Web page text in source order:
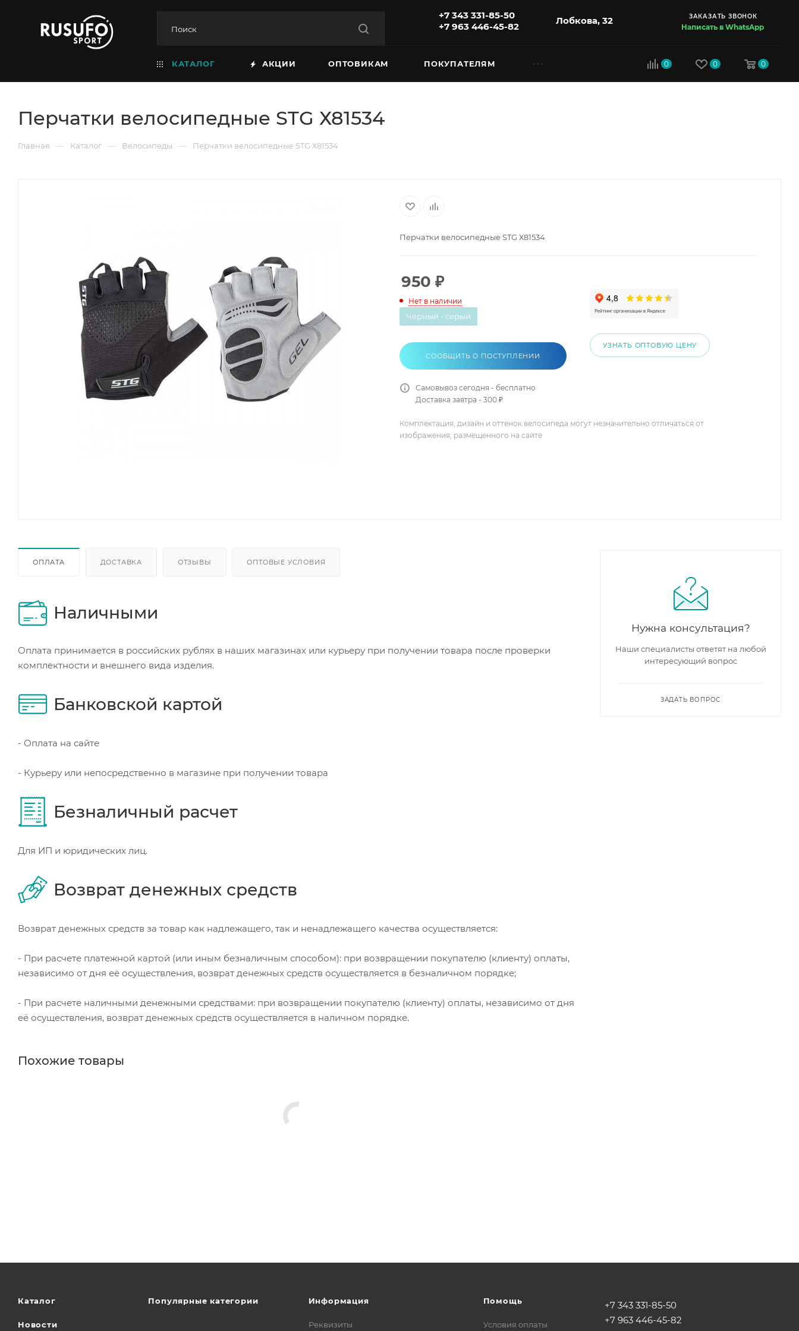
+7 343 331-85-50
+7 963 446-45-82
Лобкова, 32 ЗАКАЗАТЬ ЗВОНОК
Написать в WhatsApp
0 0 0
КАТАЛОГ АКЦИИ ОПТОВИКАМ ПОКУПАТЕЛЯМ
Перчатки велосипедные STG Х81534
Главная — Каталог — Велосипеды — Перчатки велосипедные STG Х81534
Перчатки велосипедные STG Х81534
950 ₽
Нет в наличии
Черный - серый
СООБЩИТЬ О ПОСТУПЛЕНИИ
Самовывоз сегодня - бесплатно
Доставка завтра - 300 ₽
УЗНАТЬ ОПТОВУЮ ЦЕНУ
Комплектация, дизайн и оттенок велосипеда могут незначительно отличаться от
изображения, размещенного на сайте
ОПЛАТА ДОСТАВКА ОТЗЫВЫ ОПТОВЫЕ УСЛОВИЯ
Наличными
Оплата принимается в российских рублях в наших магазинах или курьеру при получении товара после проверки
комплектности и внешнего вида изделия.
Банковской картой
- Оплата на сайте
- Курьеру или непосредственно в магазине при получении товара
Безналичный расчет
Для ИП и юридических лиц.
Возврат денежных средств
Возврат денежных средств за товар как надлежащего, так и ненадлежащего качества осуществляется:
- При расчете платежной картой (или иным безналичным способом): при возвращении покупателю (клиенту) оплаты,
независимо от дня её осуществления, возврат денежных средств осуществляется в безналичном порядке;
- При расчете наличными денежными средствами: при возвращении покупателю (клиенту) оплаты, независимо от дня
её осуществления, возврат денежных средств осуществляется в наличном порядке.
Похожие товары
Нужна консультация?
Наши специалисты ответят на любой
интересующий вопрос
ЗАДАТЬ ВОПРОС
Каталог
Новости
Популярные категории Информация
Реквизиты
Помощь
Условия оплаты
+7 343 331-85-50
+7 963 446-45-82